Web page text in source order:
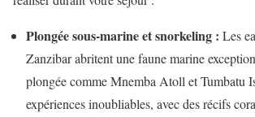
Plongée sous-marine et snorkeling : Les
Zanzibar abritent une faune marine
plongée comme Mnemba Atoll et Tumbatu
expériences inoubliables, avec des récifs